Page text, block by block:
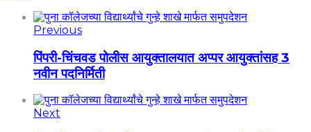
Previous
पिंपरी-चिंचवड पोलीस आयुक्तालयात अप्पर आयुक्तांसह 3
नवीन पदनिर्मिती
Next